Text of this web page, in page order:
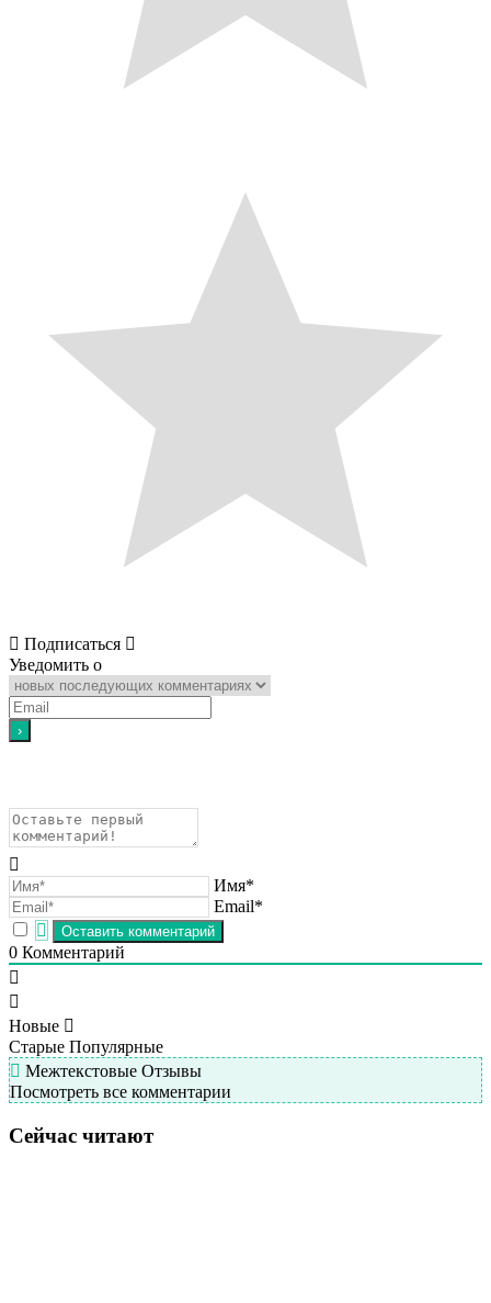
Подписаться
Уведомить о
Имя*
Email*
0 Комментарий
Новые
Старые Популярные
Межтекстовые Отзывы
Посмотреть все комментарии
Сейчас читают